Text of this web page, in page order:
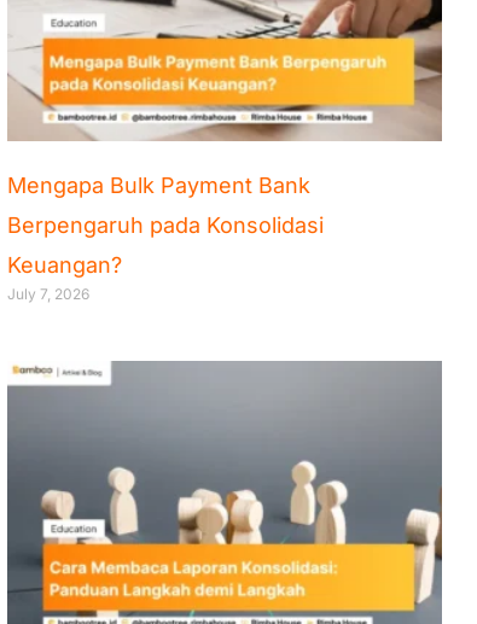
Mengapa Bulk Payment Bank
Berpengaruh pada Konsolidasi
Keuangan?
July 7, 2026